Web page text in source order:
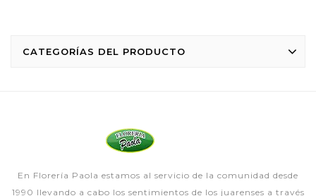
CATEGORÍAS DEL PRODUCTO
En Florería Paola estamos al servicio de la comunidad desde
1990 llevando a cabo los sentimientos de los juarenses a través